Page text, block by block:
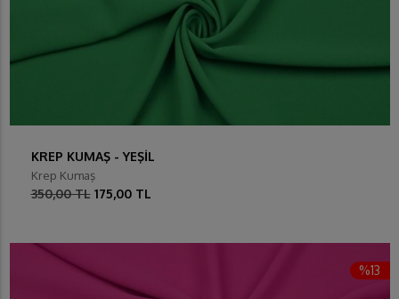
KREP KUMAŞ - YEŞİL
Krep Kumaş
350,00 TL 175,00 TL
%13